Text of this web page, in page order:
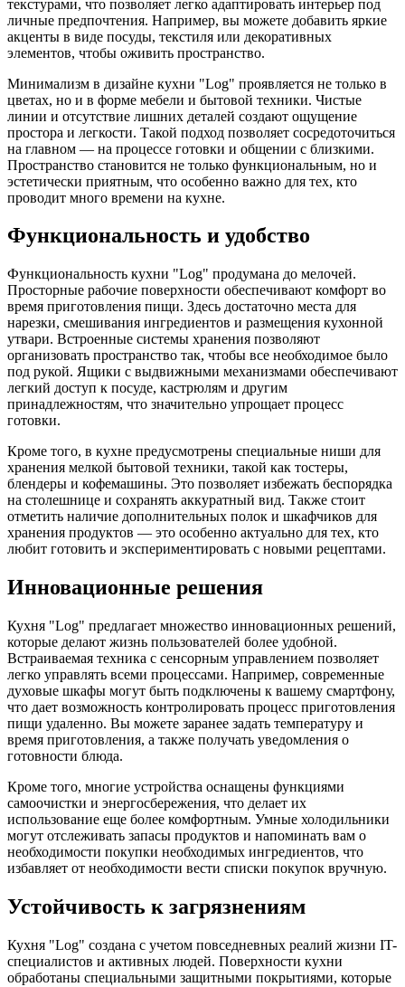
текстурами, что позволяет легко адаптировать интерьер под
личные предпочтения. Например, вы можете добавить яркие
акценты в виде посуды, текстиля или декоративных
элементов, чтобы оживить пространство.
Минимализм в дизайне кухни "Log" проявляется не только в
цветах, но и в форме мебели и бытовой техники. Чистые
линии и отсутствие лишних деталей создают ощущение
простора и легкости. Такой подход позволяет сосредоточиться
на главном — на процессе готовки и общении с близкими.
Пространство становится не только функциональным, но и
эстетически приятным, что особенно важно для тех, кто
проводит много времени на кухне.
Функциональность и удобство
Функциональность кухни "Log" продумана до мелочей.
Просторные рабочие поверхности обеспечивают комфорт во
время приготовления пищи. Здесь достаточно места для
нарезки, смешивания ингредиентов и размещения кухонной
утвари. Встроенные системы хранения позволяют
организовать пространство так, чтобы все необходимое было
под рукой. Ящики с выдвижными механизмами обеспечивают
легкий доступ к посуде, кастрюлям и другим
принадлежностям, что значительно упрощает процесс
готовки.
Кроме того, в кухне предусмотрены специальные ниши для
хранения мелкой бытовой техники, такой как тостеры,
блендеры и кофемашины. Это позволяет избежать беспорядка
на столешнице и сохранять аккуратный вид. Также стоит
отметить наличие дополнительных полок и шкафчиков для
хранения продуктов — это особенно актуально для тех, кто
любит готовить и экспериментировать с новыми рецептами.
Инновационные решения
Кухня "Log" предлагает множество инновационных решений,
которые делают жизнь пользователей более удобной.
Встраиваемая техника с сенсорным управлением позволяет
легко управлять всеми процессами. Например, современные
духовые шкафы могут быть подключены к вашему смартфону,
что дает возможность контролировать процесс приготовления
пищи удаленно. Вы можете заранее задать температуру и
время приготовления, а также получать уведомления о
готовности блюда.
Кроме того, многие устройства оснащены функциями
самоочистки и энергосбережения, что делает их
использование еще более комфортным. Умные холодильники
могут отслеживать запасы продуктов и напоминать вам о
необходимости покупки необходимых ингредиентов, что
избавляет от необходимости вести списки покупок вручную.
Устойчивость к загрязнениям
Кухня "Log" создана с учетом повседневных реалий жизни IT-
специалистов и активных людей. Поверхности кухни
обработаны специальными защитными покрытиями, которые